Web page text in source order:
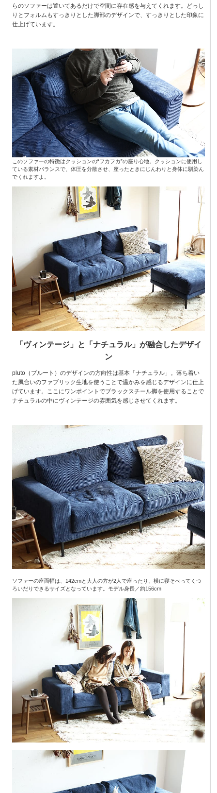
らのソファーは置いてあるだけで空間に存在感を与えてくれます。どっし
りとフォルムもすっきりとした脚部のデザインで、すっきりとした印象に
仕上げています。
このソファーの特徴はクッションの“フカフカ”の座り心地。クッションに使用し
ている素材バランスで、体圧を分散させ、座ったときにじんわりと身体に馴染ん
でくれますよ。
「ヴィンテージ」と「ナチュラル」が融合したデザイ
ン
pluto（プルート）のデザインの方向性は基本「ナチュラル」。落ち着い
た風合いのファブリック生地を使うことで温かみを感じるデザインに仕上
げています。ここにワンポイントでブラックスチール脚を使用することで
ナチュラルの中にヴィンテージの雰囲気を感じさせてくれます。
ソファーの座面幅は、142cmと大人の方が2人で座ったり、横に寝そべってくつ
ろいだりできるサイズとなっています。モデル身長／約156cm